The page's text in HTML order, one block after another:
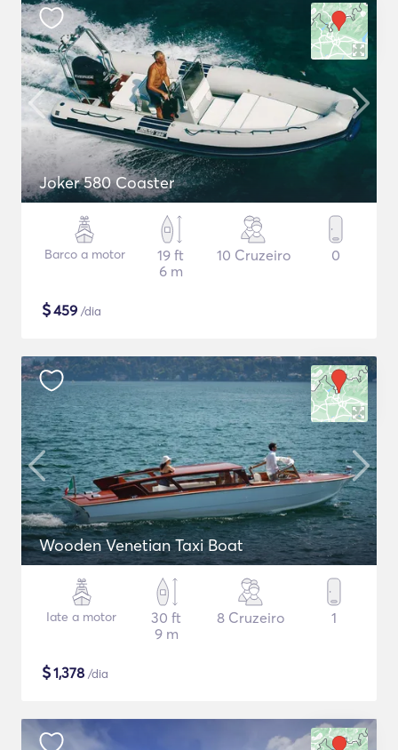
Joker 580 Coaster
Barco a motor
19 ft
6 m
10 Cruzeiro 0
$459 /dia
Wooden Venetian Taxi Boat
Iate a motor
30 ft
9 m
8 Cruzeiro 1
$1,378 /dia